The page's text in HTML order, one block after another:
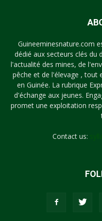
Guineeminesnature.com
dédié aux secteurs clés du
l'actualité des mines, de
pêche et de l'élevage , tout
en Guinée. La rubrique
d'échange aux jeunes.
promet une exploitation
Contact us: